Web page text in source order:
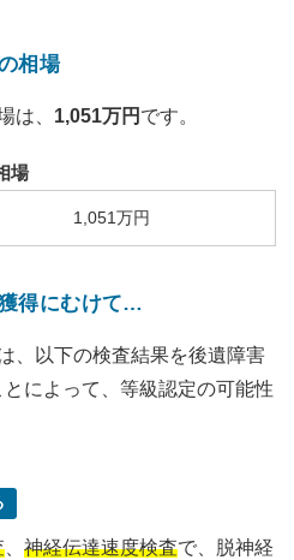
相場
は、 1,051万円 です。
場
1,051万円
得にむけて…
、以下の検査結果を後遺障害
によって、等級認定の可能性
神経伝達速度検査で、脱神経